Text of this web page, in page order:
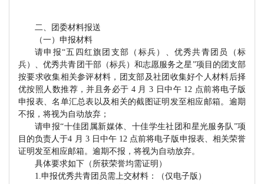
二、团委材料报送
（一）申报材料
请申报“五四红旗团支部（标兵）、优秀共青团员（标
兵）、优秀共青团干部（标兵）和志愿服务之星”项目的团支部
按要求收集相关参评材料，团支部及社团收集好个人材料后择
优按照人数推荐，并且务必于 4 月 3 日中午 12 点前将电子版
申报表、名单汇总表以及相关的截图证明发至相应邮箱。逾期
不报，将视为自动放弃；
请申报“十佳团属新媒体、十佳学生社团和星光服务队”项
目的负责人于4 月 3 日中午 12 点前将电子版申报表、相关荣誉
证明发至相应邮箱。逾期不报，将视为自动放弃。
具体要求如下（所获荣誉均需证明）
1.申报优秀共青团员需上交材料：（仅电子版）